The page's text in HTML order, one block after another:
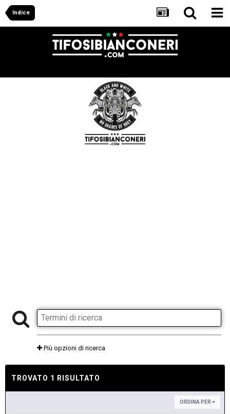
Indice
Più opzioni di ricerca
TROVATO 1 RISULTATO
ORDINA PER